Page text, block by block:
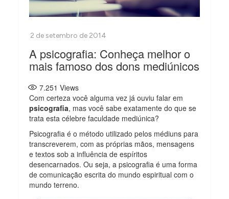
A psicografia: Conheça melhor o
mais famoso dos dons mediúnicos
7.251 Views
Com certeza você alguma vez já ouviu falar em
psicografia, mas você sabe exatamente do que se
trata esta célebre faculdade mediúnica?
Psicografia é o método utilizado pelos médiuns para
transcreverem, com as próprias mãos, mensagens
e textos sob a influência de espíritos
desencarnados. Ou seja, a psicografia é uma forma
de comunicação escrita do mundo espiritual com o
mundo terreno.